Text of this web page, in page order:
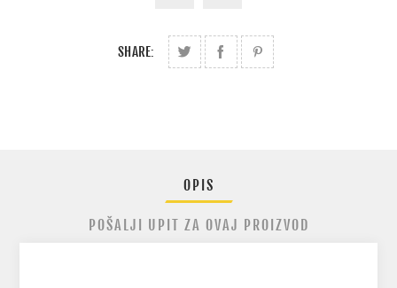
SHARE:
OPIS
POŠALJI UPIT ZA OVAJ PROIZVOD